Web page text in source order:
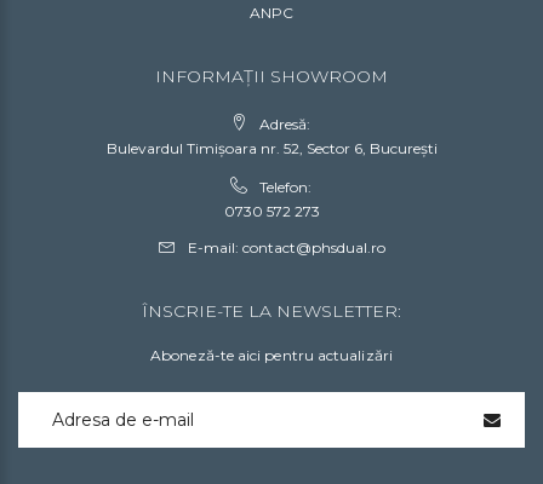
ANPC
INFORMAȚII SHOWROOM
Adresă:
Bulevardul Timișoara nr. 52, Sector 6, București
Telefon:
0730 572 273
E-mail: contact@phsdual.ro
ÎNSCRIE-TE LA NEWSLETTER:
Aboneză-te aici pentru actualizări